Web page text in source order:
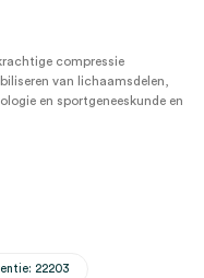
compressie
van lichaamsdelen,
en sportgeneeskunde en
22203